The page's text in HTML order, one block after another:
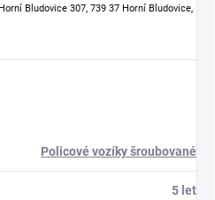
Bludovice 307, 739 37 Horní Bludovice,
Policové vozíky šroubované
5 let